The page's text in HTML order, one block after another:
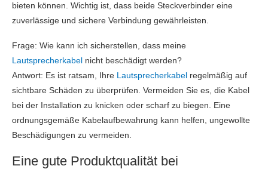
bieten können. Wichtig ist, dass beide Steckverbinder eine
zuverlässige und sichere Verbindung gewährleisten.
Frage: Wie kann ich sicherstellen, dass meine
Lautsprecherkabel nicht beschädigt werden?
Antwort: Es ist ratsam, Ihre Lautsprecherkabel regelmäßig auf
sichtbare Schäden zu überprüfen. Vermeiden Sie es, die Kabel
bei der Installation zu knicken oder scharf zu biegen. Eine
ordnungsgemäße Kabelaufbewahrung kann helfen, ungewollte
Beschädigungen zu vermeiden.
Eine gute Produktqualität bei